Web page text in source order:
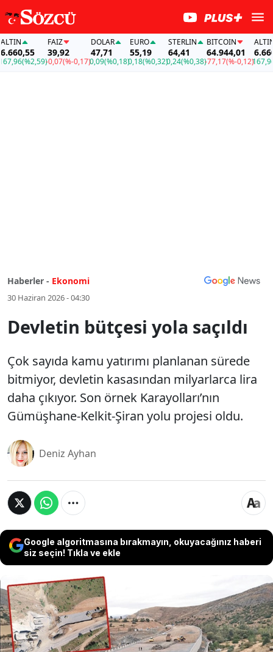
(%2,59)
FAİZ
39,92
-0,07(%-0,17)
DOLAR
47,71
0,09(%0,18)
EURO
55,19
0,18(%0,32)
STERLIN
64,41
0,24(%0,38)
BITCOIN
64.944,01
-77,17(%-0,12)
ALTIN
167,96
Haberler - Ekonomi
30 Haziran 2026 - 04:30
Devletin bütçesi yola saçıldı
Çok sayıda kamu yatırımı planlanan sürede
bitmiyor, devletin kasasından milyarlarca lira
daha çıkıyor. Son örnek Karayolları’nın
Gümüşhane-Kelkit-Şiran yolu projesi oldu.
Deniz Ayhan
Google algoritmasına bırakmayın, okuyacağınız haberi
siz seçin! Tıkla ve ekle
Çok sayıda kamu yatırımı planlanan sürede
bitmiyor, devletin kasasından milyarlarca